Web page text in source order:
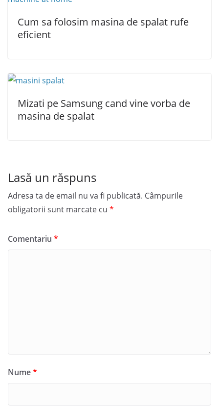
Cum sa folosim masina de spalat rufe
eficient
Mizati pe Samsung cand vine vorba de
masina de spalat
Lasă un răspuns
Adresa ta de email nu va fi publicată. Câmpurile
obligatorii sunt marcate cu *
Comentariu *
Nume*